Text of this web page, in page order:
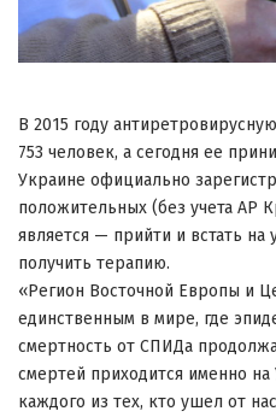
В 2015 году
753 человек, а сегодня ее
Украине официально
положительных (без учета АР
является — прийти и встать на
получить терапию.
«Регион Восточной Европы и
единственным в мире, где
смертность от СПИДа
смертей приходится именно
каждого из тех, кто ушел от